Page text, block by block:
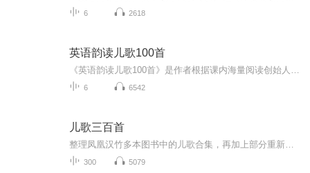
6 2618
英语韵读儿歌100首
6 6542
儿歌三百首
300 5079